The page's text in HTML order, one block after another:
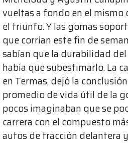
vueltas a fondo en el
el triunfo. Y las gomas
que corrían este fin de
sabían que la durabilidad
había que subestimarlo. La
en Termas, dejó la
promedio de vida útil de la
pocos imaginaban que se
carrera con el compuesto
autos de tracción delantera